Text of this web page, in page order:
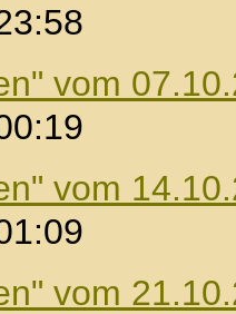
vom
vom
vom